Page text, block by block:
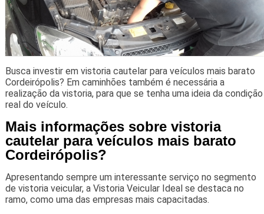
Busca investir em vistoria cautelar para veículos mais barato
Cordeirópolis? Em caminhões também é necessária a
realização da vistoria, para que se tenha uma ideia da condição
real do veículo.
Mais informações sobre vistoria
cautelar para veículos mais barato
Cordeirópolis?
Apresentando sempre um interessante serviço no segmento
de vistoria veicular, a Vistoria Veicular Ideal se destaca no
ramo, como uma das empresas mais capacitadas.